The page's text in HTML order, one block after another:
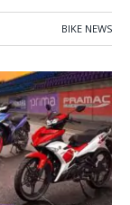
BIKE NEWS